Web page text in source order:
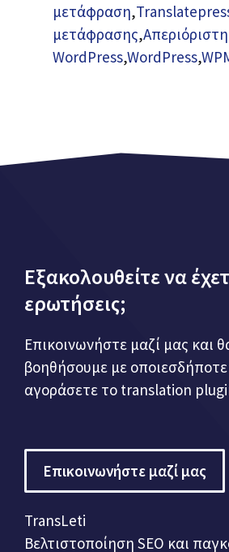
μετάφραση,
μετάφρασης,
WordPress,WordPress,
Εξακολουθείτε να
ερωτήσεις;
Επικοινωνήστε μαζί μας και
βοηθήσουμε με
αγοράσετε το translation
Επικοινωνήστε μαζί μας
TransLeti
Βελτιστοποίηση SEO και